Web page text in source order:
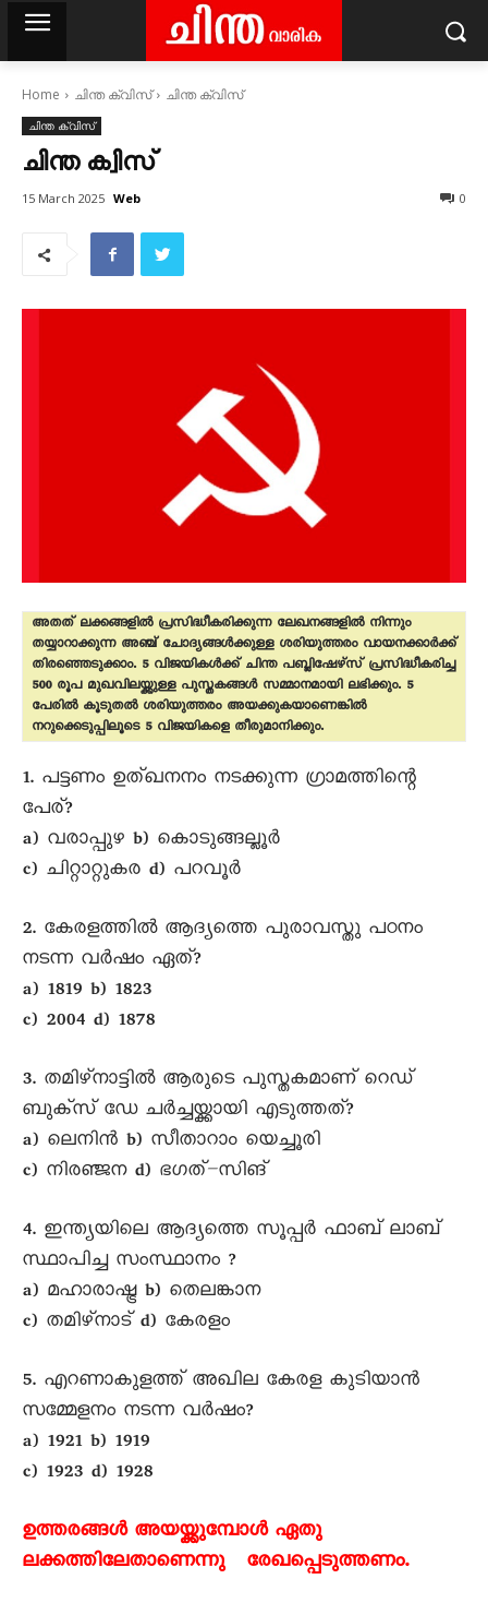
Home ചിന്ത ക്വിസ്‌ ചിന്ത ക്വിസ്
ചിന്ത ക്വിസ്‌
ചിന്ത ക്വിസ്
15 March 2025 Web 0
അതത് ലക്കങ്ങളിൽ പ്രസിദ്ധീകരിക്കുന്ന ലേഖനങ്ങളിൽ നിന്നും
തയ്യാറാക്കുന്ന അഞ്ച് ചോദ്യങ്ങൾക്കുള്ള ശരിയുത്തരം വായനക്കാർക്ക്
തിരഞ്ഞെടുക്കാം. 5 വിജയികൾക്ക് ചിന്ത പബ്ലിഷേഴ്സ് പ്രസിദ്ധീകരിച്ച
500 രൂപ മുഖവിലയ്ക്കുള്ള പുസ്തകങ്ങൾ സമ്മാനമായി ലഭിക്കും. 5
പേരിൽ കൂടുതൽ ശരിയുത്തരം അയക്കുകയാണെങ്കിൽ
നറുക്കെടുപ്പിലൂടെ 5 വിജയികളെ തീരുമാനിക്കും.
1. പട്ടണം ഉത്ഖനനം നടക്കുന്ന ഗ്രാമത്തിന്റെ
പേര്?
a) വരാപ്പുഴ b) കൊടുങ്ങല്ലൂർ
c) ചിറ്റാറ്റുകര d) പറവൂർ
2. കേരളത്തിൽ ആദ്യത്തെ പുരാവസ്തു പഠനം
നടന്ന വർഷം ഏത്?
a) 1819 b) 1823
c) 2004 d) 1878
3. തമിഴ്നാട്ടിൽ ആരുടെ പുസ്തകമാണ് റെഡ്
ബുക്സ് ഡേ ചർച്ചയ്ക്കായി എടുത്തത്?
a) ലെനിൻ b) സീതാറാം യെച്ചൂരി
c) നിരഞ്ജന d) ഭഗത്–സിങ്
4. ഇന്ത്യയിലെ ആദ്യത്തെ സൂപ്പർ ഫാബ് ലാബ്
സ്ഥാപിച്ച സംസ്ഥാനം ?
a) മഹാരാഷ്ട്ര b) തെലങ്കാന
c) തമിഴ്നാട് d) കേരളം
5. എറണാകുളത്ത് അഖില കേരള കുടിയാൻ
സമ്മേളനം നടന്ന വർഷം?
a) 1921 b) 1919
c) 1923 d) 1928
ഉത്തരങ്ങൾ അയയ്ക്കുമ്പോൾ ഏതു
ലക്കത്തിലേതാണെന്നു രേഖപ്പെടുത്തണം.